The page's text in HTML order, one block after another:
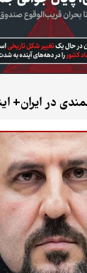
ایران+